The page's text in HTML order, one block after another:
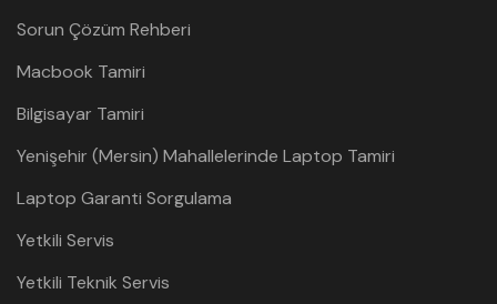
Sorun Çözüm Rehberi
Macbook Tamiri
Bilgisayar Tamiri
Yenişehir (Mersin) Mahallelerinde Laptop Tamiri
Laptop Garanti Sorgulama
Yetkili Servis
Yetkili Teknik Servis